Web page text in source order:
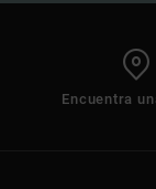
Encuentra